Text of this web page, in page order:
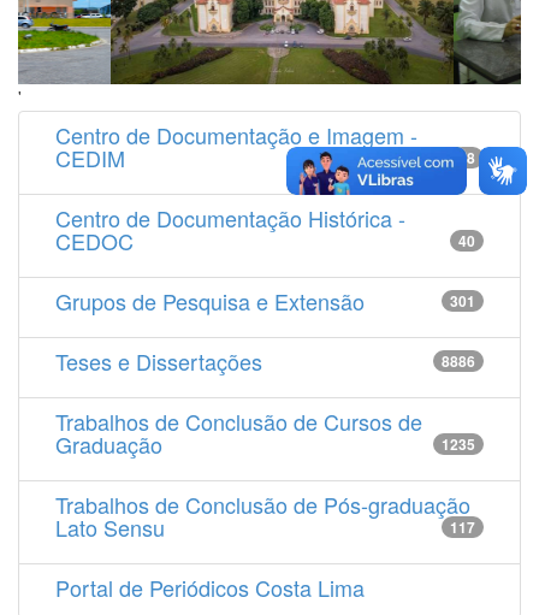
'
Centro de Documentação e Imagem -
CEDIM 14538
Centro de Documentação Histórica -
CEDOC 40
Grupos de Pesquisa e Extensão 301
Teses e Dissertações 8886
Trabalhos de Conclusão de Cursos de
Graduação 1235
Trabalhos de Conclusão de Pós-graduação
Lato Sensu 117
Portal de Periódicos Costa Lima